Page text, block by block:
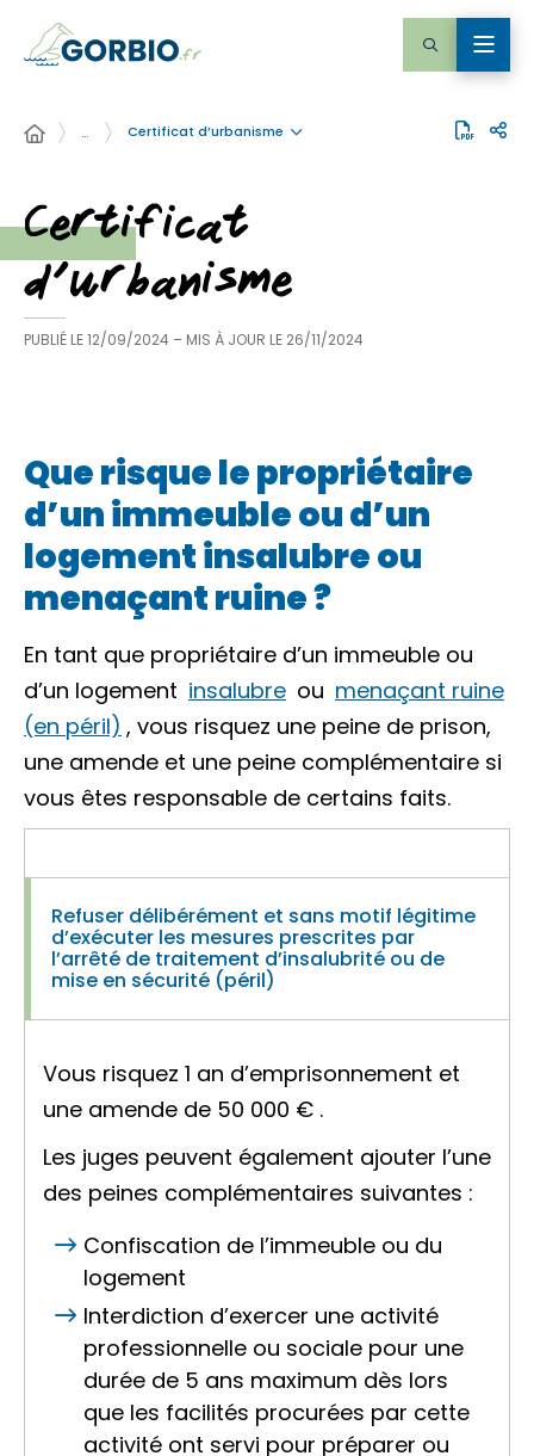
… Certificat d’urbanisme
Certificat
d’urbanisme
PUBLIÉ LE12/09/2024 – MIS À JOUR LE 26/11/2024
Que risque le propriétaire
d’un immeuble ou d’un
logement insalubre ou
menaçant ruine ?
En tant que propriétaire d’un immeuble ou
d’un logement insalubre ou menaçant ruine
(en péril) , vous risquez une peine de prison,
une amende et une peine complémentaire si
vous êtes responsable de certains faits.
Refuser délibérément et sans motif légitime
d’exécuter les mesures prescrites par
l’arrêté de traitement d’insalubrité ou de
mise en sécurité (péril)
Vous risquez 1 an d’emprisonnement et
une amende de 50 000 € .
Les juges peuvent également ajouter l’une
des peines complémentaires suivantes :
Confiscation de l’immeuble ou du
logement
Interdiction d’exercer une activité
professionnelle ou sociale pour une
durée de 5 ans maximum dès lors
que les facilités procurées par cette
activité ont servi pour préparer ou